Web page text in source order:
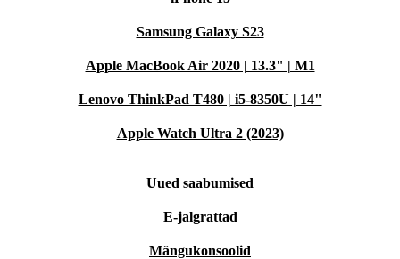
Samsung Galaxy S23
Apple MacBook Air 2020 | 13.3" | M1
Lenovo ThinkPad T480 | i5-8350U | 14"
Apple Watch Ultra 2 (2023)
Uued saabumised
E-jalgrattad
Mängukonsoolid